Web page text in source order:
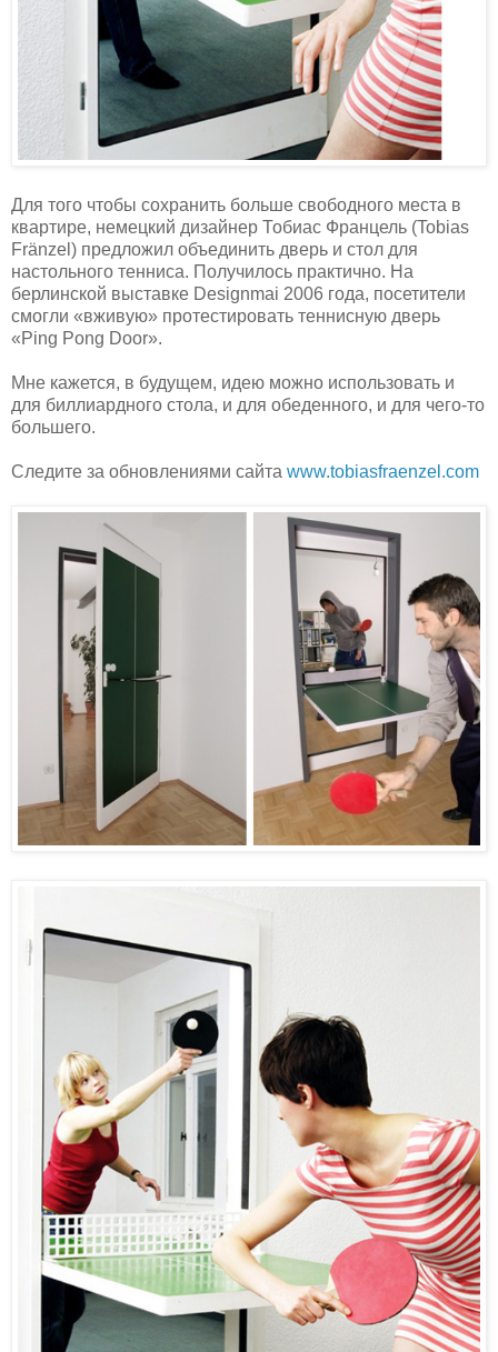
Для того чтобы сохранить больше свободного места в
квартире, немецкий дизайнер Тобиас Францель (Tobias
Fränzel) предложил объединить дверь и стол для
настольного тенниса. Получилось практично. На
берлинской выставке Designmai 2006 года, посетители
смогли «вживую» протестировать теннисную дверь
«Ping Pong Door».
Мне кажется, в будущем, идею можно использовать и
для биллиардного стола, и для обеденного, и для чего-то
большего.
Следите за обновлениями сайта www.tobiasfraenzel.com